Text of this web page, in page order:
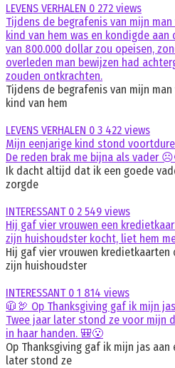
LEVENS VERHALEN 0 272 views
Tijdens de begrafenis van mijn
kind van hem was en kondigde
van 800.000 dollar zou opeisen,
overleden man bewijzen had
zouden ontkrachten.
Tijdens de begrafenis van mijn
kind van hem
LEVENS VERHALEN 0 3 422 views
Mijn eenjarige kind stond
De reden brak me bijna als vader
Ik dacht altijd dat ik een goede
zorgde
INTERESSANT0 2 549 views
Hij gaf vier vrouwen een
zijn huishoudster kocht, liet hem
Hij gaf vier vrouwen
zijn huishoudster
INTERESSANT0 1 814 views
🧥🦃 Op Thanksgiving gaf ik mijn
Twee jaar later stond ze voor mijn
in haar handen. 🎒😮
Op Thanksgiving gaf ik mijn jas aan
later stond ze